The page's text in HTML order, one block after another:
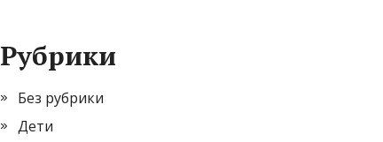
Рубрики
Без рубрики
Дети